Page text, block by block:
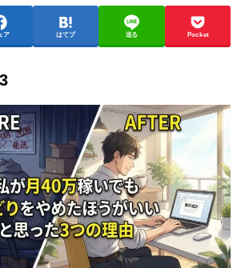
ア はてブ 送る Pocket